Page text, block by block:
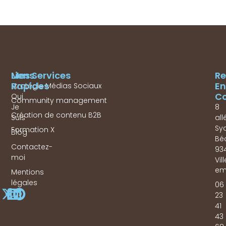
Mes Services
Stratégie Médias Sociaux
Community management
Création de contenu B2B
Formation X
Liens
Rapides
Qui
Je
Suis
Blog
Contactez-
moi
Mentions
légales
En
8
06
23
41
43